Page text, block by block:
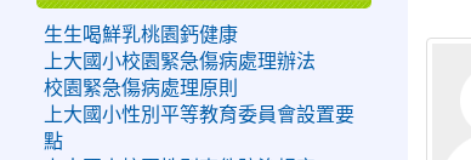
生生喝鮮乳桃園鈣健康
上大國小校園緊急傷病處理辦法
校園緊急傷病處理原則
上大國小性別平等教育委員會設置要
點